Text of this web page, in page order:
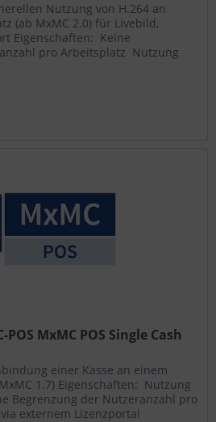
Nutzung von H.264 an
(ab MxMC 2.0) für Livebild,
Eigenschaften:  Keine
pro Arbeitsplatz  Nutzung
POS MxMC POS Single Cash
einer Kasse an einem
1.7) Eigenschaften:  Nutzung
Begrenzung der Nutzeranzahl pro
externem Lizenzportal